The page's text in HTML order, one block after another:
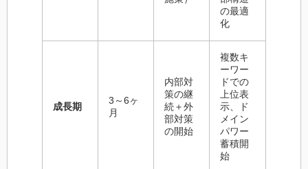
の最適
化
成長期
3～6ヶ
月
内部対
策の継
続＋外
部対策
の開始
複数キ
ーワー
ドでの
上位表
示、ド
メイン
パワー
蓄積開
始